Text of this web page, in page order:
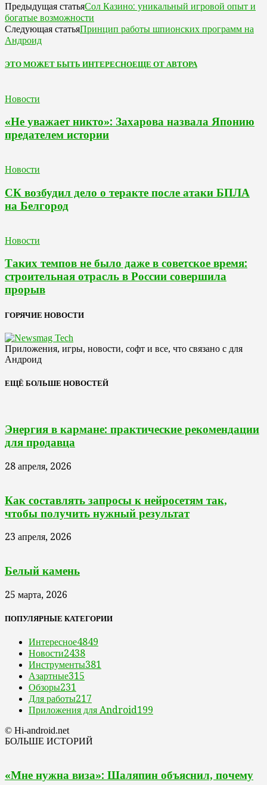
Предыдущая статьяСол Казино: уникальный игровой опыт и
богатые возможности
Следующая статьяПринцип работы шпионских программ на
Андроид
ЭТО МОЖЕТ БЫТЬ ИНТЕРЕСНОЕЩЕ ОТ АВТОРА
Новости
«Не уважает никто»: Захарова назвала Японию
предателем истории
Новости
СК возбудил дело о теракте после атаки БПЛА
на Белгород
Новости
Таких темпов не было даже в советское время:
строительная отрасль в России совершила
прорыв
ГОРЯЧИЕ НОВОСТИ
Приложения, игры, новости, софт и все, что связано с для
Андроид
ЕЩЁ БОЛЬШЕ НОВОСТЕЙ
Энергия в кармане: практические рекомендации
для продавца
28 апреля, 2026
Как составлять запросы к нейросетям так,
чтобы получить нужный результат
23 апреля, 2026
Белый камень
25 марта, 2026
ПОПУЛЯРНЫЕ КАТЕГОРИИ
Интересное4849
Новости2438
Инструменты381
Азартные315
Обзоры231
Для работы217
Приложения для Android199
© Hi-android.net
БОЛЬШЕ ИСТОРИЙ
«Мне нужна виза»: Шаляпин объяснил, почему